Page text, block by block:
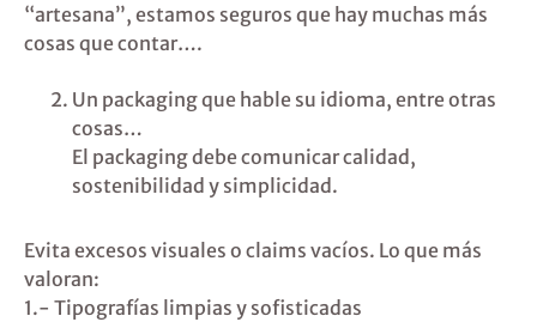
“artesana”, estamos seguros que hay muchas más
cosas que contar….
Un packaging que hable su idioma, entre otras
cosas…
El packaging debe comunicar calidad,
sostenibilidad y simplicidad.
Evita excesos visuales o claims vacíos. Lo que más
valoran:
1.- Tipografías limpias y sofisticadas